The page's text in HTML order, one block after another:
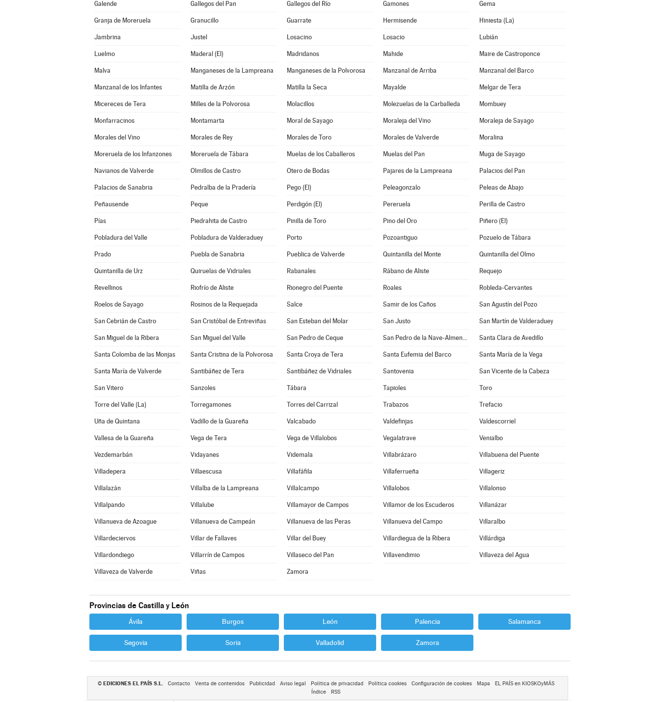
Galende Gallegos del Pan Gallegos del Río Gamones Gema
Granja de Moreruela Granucillo Guarrate Hermisende Hiniesta (La)
Jambrina Justel Losacino Losacio Lubián
Luelmo Maderal (El) Madridanos Mahide Maire de Castroponce
Malva Manganeses de la Lampreana Manganeses de la Polvorosa Manzanal de Arriba Manzanal del Barco
Manzanal de los Infantes Matilla de Arzón Matilla la Seca Mayalde Melgar de Tera
Micereces de Tera Milles de la Polvorosa Molacillos Molezuelas de la Carballeda Mombuey
Monfarracinos Montamarta Moral de Sayago Moraleja del Vino Moraleja de Sayago
Morales del Vino Morales de Rey Morales de Toro Morales de Valverde Moralina
Moreruela de los Infanzones Moreruela de Tábara Muelas de los Caballeros Muelas del Pan Muga de Sayago
Navianos de Valverde Olmillos de Castro Otero de Bodas Pajares de la Lampreana Palacios del Pan
Palacios de Sanabria Pedralba de la Pradería Pego (El) Peleagonzalo Peleas de Abajo
Peñausende Peque Perdigón (El) Pereruela Perilla de Castro
Pías Piedrahita de Castro Pinilla de Toro Pino del Oro Piñero (El)
Pobladura del Valle Pobladura de Valderaduey Porto Pozoantiguo Pozuelo de Tábara
Prado Puebla de Sanabria Pueblica de Valverde Quintanilla del Monte Quintanilla del Olmo
Quintanilla de Urz Quiruelas de Vidriales Rabanales Rábano de Aliste Requejo
Revellinos Riofrío de Aliste Rionegro del Puente Roales Robleda-Cervantes
Roelos de Sayago Rosinos de la Requejada Salce Samir de los Caños San Agustín del Pozo
San Cebrián de Castro San Cristóbal de Entreviñas San Esteban del Molar San Justo San Martín de Valderaduey
San Miguel de la Ribera San Miguel del Valle San Pedro de Ceque San Pedro de la Nave-Almendra Santa Clara de Avedillo
Santa Colomba de las Monjas Santa Cristina de la Polvorosa Santa Croya de Tera Santa Eufemia del Barco Santa María de la Vega
Santa María de Valverde Santibáñez de Tera Santibáñez de Vidriales Santovenia San Vicente de la Cabeza
San Vitero Sanzoles Tábara Tapioles Toro
Torre del Valle (La) Torregamones Torres del Carrizal Trabazos Trefacio
Uña de Quintana Vadillo de la Guareña Valcabado Valdefinjas Valdescorriel
Vallesa de la Guareña Vega de Tera Vega de Villalobos Vegalatrave Venialbo
Vezdemarbán Vidayanes Videmala Villabrázaro Villabuena del Puente
Villadepera Villaescusa Villafáfila Villaferrueña Villageriz
Villalazán Villalba de la Lampreana Villalcampo Villalobos Villalonso
Villalpando Villalube Villamayor de Campos Villamor de los Escuderos Villanázar
Villanueva de Azoague Villanueva de Campeán Villanueva de las Peras Villanueva del Campo Villaralbo
Villardeciervos Villar de Fallaves Villar del Buey Villardiegua de la Ribera Villárdiga
Villardondiego Villarrín de Campos Villaseco del Pan Villavendimio Villaveza del Agua
Villaveza de Valverde Viñas Zamora
Provincias de Castilla y León
Ávila Burgos León Palencia Salamanca
Segovia Soria Valladolid Zamora
© EDICIONES EL PAÍS S.L. Contacto Venta de contenidos Publicidad Aviso legal Política de privacidad Política cookies Configuración de cookies Mapa
EL PAÍS en KIOSKOyMÁS
Índice
RSS